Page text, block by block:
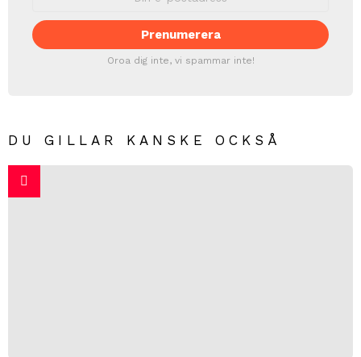
Oroa dig inte, vi spammar inte!
DU GILLAR KANSKE OCKSÅ